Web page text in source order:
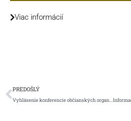
Viac informácií
Prev
PREDOŠLÝ
Vyhlásenie konferencie občianských organizácií Orbis civitates